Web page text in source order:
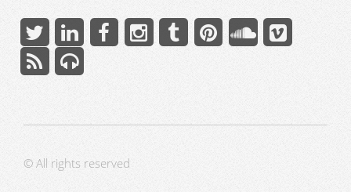
© All rights reserved